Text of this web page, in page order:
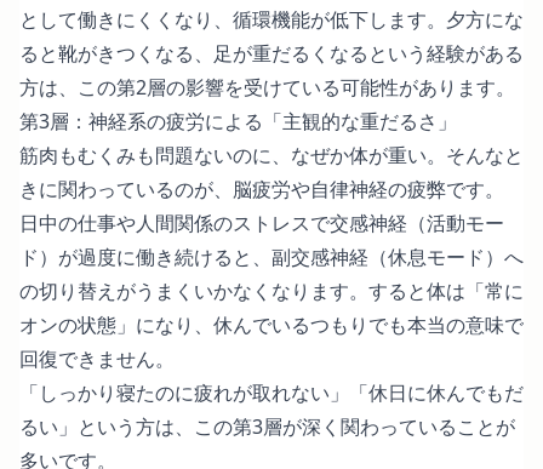
として働きにくくなり、循環機能が低下します。夕方にな
ると靴がきつくなる、足が重だるくなるという経験がある
方は、この第2層の影響を受けている可能性があります。
第3層：神経系の疲労による「主観的な重だるさ」
筋肉もむくみも問題ないのに、なぜか体が重い。そんなと
きに関わっているのが、脳疲労や自律神経の疲弊です。
日中の仕事や人間関係のストレスで交感神経（活動モー
ド）が過度に働き続けると、副交感神経（休息モード）へ
の切り替えがうまくいかなくなります。すると体は「常に
オンの状態」になり、休んでいるつもりでも本当の意味で
回復できません。
「しっかり寝たのに疲れが取れない」「休日に休んでもだ
るい」という方は、この第3層が深く関わっていることが
多いです。